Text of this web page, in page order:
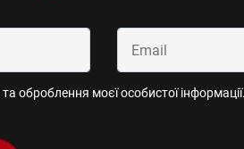
оброблення моєї особистої